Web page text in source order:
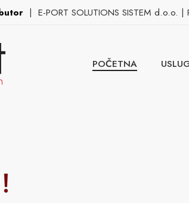
| E-PORT SOLUTIONS SISTEM
POČETNA